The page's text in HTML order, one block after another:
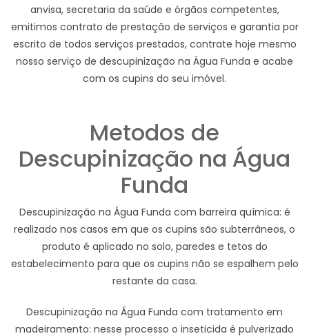
anvisa, secretaria da saúde e órgãos competentes,
emitimos contrato de prestação de serviços e garantia por
escrito de todos serviços prestados, contrate hoje mesmo
nosso serviço de descupinização na Água Funda e acabe
com os cupins do seu imóvel.
Metodos de
Descupinização na Água
Funda
Descupinização na Água Funda com barreira química: é
realizado nos casos em que os cupins são subterrâneos, o
produto é aplicado no solo, paredes e tetos do
estabelecimento para que os cupins não se espalhem pelo
restante da casa.
Descupinização na Água Funda com tratamento em
madeiramento: nesse processo o inseticida é pulverizado